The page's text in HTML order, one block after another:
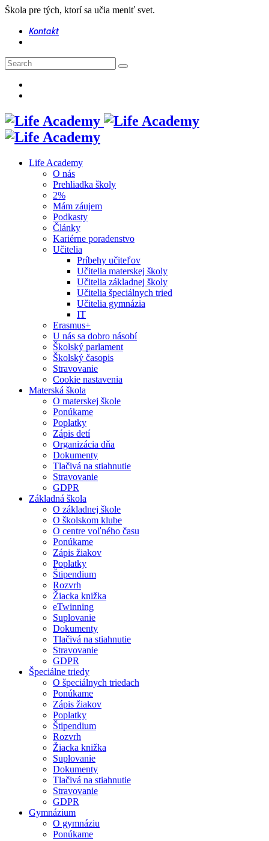
Škola pre tých, ktorí sa učia meniť svet.
Kontakt
Life Academy
O nás
Prehliadka školy
2%
Mám záujem
Podkasty
Články
Kariérne poradenstvo
Učitelia
Príbehy učiteľov
Učitelia materskej školy
Učitelia základnej školy
Učitelia špeciálnych tried
Učitelia gymnázia
IT
Erasmus+
U nás sa dobro násobí
Školský parlament
Školský časopis
Stravovanie
Cookie nastavenia
Materská škola
O materskej škole
Ponúkame
Poplatky
Zápis detí
Organizácia dňa
Dokumenty
Tlačivá na stiahnutie
Stravovanie
GDPR
Základná škola
O základnej škole
O školskom klube
O centre voľného času
Ponúkame
Zápis žiakov
Poplatky
Štipendium
Rozvrh
Žiacka knižka
eTwinning
Suplovanie
Dokumenty
Tlačivá na stiahnutie
Stravovanie
GDPR
Špeciálne triedy
O špeciálnych triedach
Ponúkame
Zápis žiakov
Poplatky
Štipendium
Rozvrh
Žiacka knižka
Suplovanie
Dokumenty
Tlačivá na stiahnutie
Stravovanie
GDPR
Gymnázium
O gymnáziu
Ponúkame